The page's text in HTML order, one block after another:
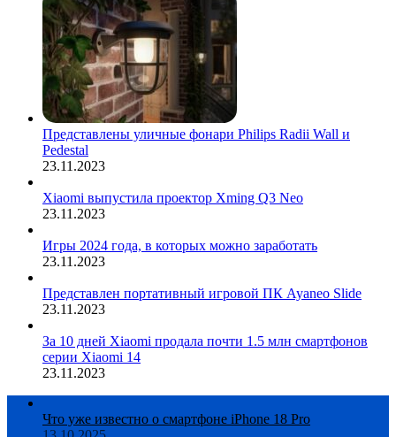
Представлены уличные фонари Philips Radii Wall и
Pedestal
23.11.2023
Xiaomi выпустила проектор Xming Q3 Neo
23.11.2023
Игры 2024 года, в которых можно заработать
23.11.2023
Представлен портативный игровой ПК Ayaneo Slide
23.11.2023
За 10 дней Xiaomi продала почти 1.5 млн смартфонов
серии Xiaomi 14
23.11.2023
Что уже известно о смартфоне iPhone 18 Pro